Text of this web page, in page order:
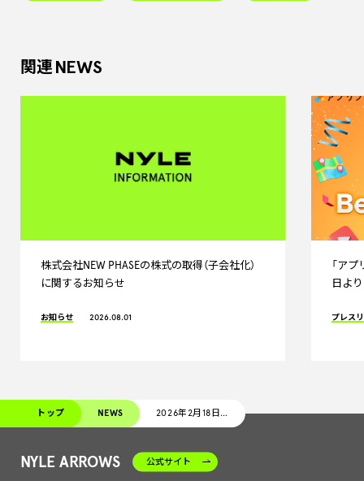
関連 NEWS
株式会社NEW PHASEの株式の取得（子会社化）
に関するお知らせ
お知らせ 2026.08.01
「ア
日よ
プレス
トップ NEWS 2026年2月18日(水)・19日(木)に東京ビッグサイトで開催されるEight EXPO 2026に出展
NYLE ARROWS 公式サイト